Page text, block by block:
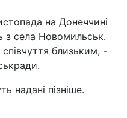
на Донеччині
з села Новомильськ.
близьким, -
надані пізніше.